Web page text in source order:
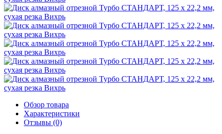
Обзор товара
Характеристики
Отзывы (0)